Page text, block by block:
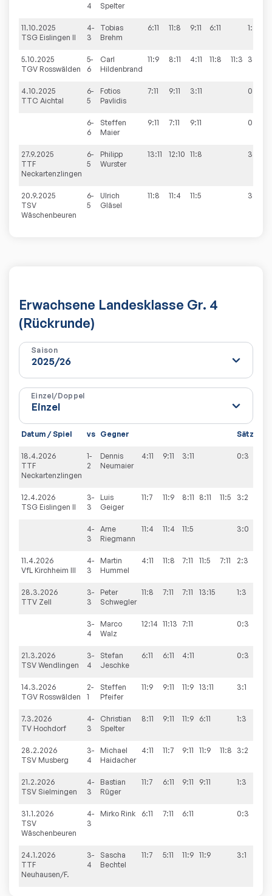
4
Spelter
11.10.2025
TSG Eislingen II
4-
3
Tobias
Brehm
6:11 11:8 9:11 6:11 1:3
5.10.2025
TGV Rosswälden
5-
6
Carl
Hildenbrand
11:9 8:11 4:11 11:8 11:3 3:2
4.10.2025
TTC Aichtal
6-
5
Fotios
Pavlidis
7:11 9:11 3:11 0:3
6-
6
Steffen
Maier
9:11 7:11 9:11 0:3
27.9.2025
TTF
Neckartenzlingen
6-
5
Philipp
Wurster
13:11 12:10 11:8 3:0
20.9.2025
TSV
Wäschenbeuren
6-
5
Ulrich
Gläsel
11:8 11:4 11:5 3:0
Erwachsene Landesklasse Gr. 4
(Rückrunde)
Saison
Einzel/Doppel
Datum / Spiel vs Gegner Sätze
18.4.2026
TTF
Neckartenzlingen
1-
2
Dennis
Neumaier
4:11 9:11 3:11 0:3
12.4.2026
TSG Eislingen II
3-
3
Luis
Geiger
11:7 11:9 8:11 8:11 11:5 3:2
4-
3
Arne
Riegmann
11:4 11:4 11:5 3:0
11.4.2026
VfL Kirchheim III
4-
3
Martin
Hummel
4:11 11:8 7:11 11:5 7:11 2:3
28.3.2026
TTV Zell
3-
3
Peter
Schwegler
11:8 7:11 7:11 13:15 1:3
3-
4
Marco
Walz
12:14 11:13 7:11 0:3
21.3.2026
TSV Wendlingen
3-
4
Stefan
Jeschke
6:11 6:11 4:11 0:3
14.3.2026
TGV Rosswälden
2-
1
Steffen
Pfeifer
11:9 9:11 11:9 13:11 3:1
7.3.2026
TV Hochdorf
4-
3
Christian
Spelter
8:11 9:11 11:9 6:11 1:3
28.2.2026
TSV Musberg
3-
4
Michael
Haidacher
4:11 11:7 9:11 11:9 11:8 3:2
21.2.2026
TSV Sielmingen
4-
3
Bastian
Rüger
11:7 6:11 9:11 9:11 1:3
31.1.2026
TSV
Wäschenbeuren
4-
3
Mirko Rink 6:11 7:11 6:11 0:3
24.1.2026
TTF
Neuhausen/F.
3-
4
Sascha
Bechtel
11:7 5:11 11:9 11:9 3:1